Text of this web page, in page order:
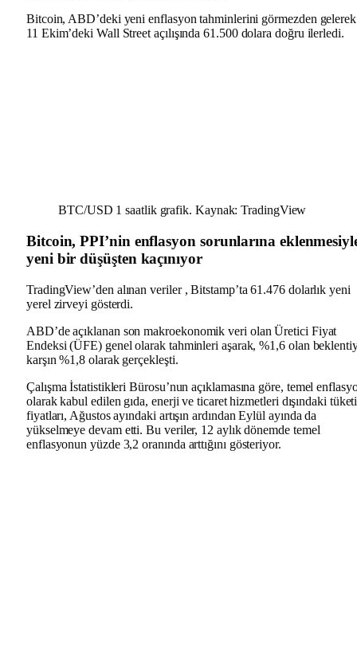
Bitcoin, ABD’deki yeni enflasyon tahminlerini görmezden gelerek
11 Ekim’deki Wall Street açılışında 61.500 dolara doğru ilerledi.
BTC/USD 1 saatlik grafik. Kaynak: TradingView
Bitcoin, PPI’nin enflasyon sorunlarına
yeni bir düşüşten kaçınıyor
TradingView’den alınan veriler , Bitstamp’ta 61.476 dolarlık yeni
yerel zirveyi gösterdi.
ABD’de açıklanan son makroekonomik veri olan Üretici Fiyat
Endeksi (ÜFE) genel olarak tahminleri aşarak, %1,6 olan
karşın %1,8 olarak gerçekleşti.
Çalışma İstatistikleri Bürosu’nun açıklamasına göre, temel
olarak kabul edilen gıda, enerji ve ticaret hizmetleri dışındaki
fiyatları, Ağustos ayındaki artışın ardından Eylül ayında da
yükselmeye devam etti. Bu veriler, 12 aylık dönemde temel
enflasyonun yüzde 3,2 oranında arttığını gösteriyor.